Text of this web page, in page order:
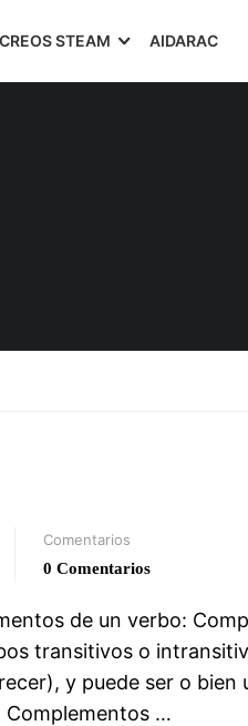
STEAM AIDARAC
Comentarios
0 Comentarios
de un verbo:
transitivos o
y puede ser o bien
Complementos …